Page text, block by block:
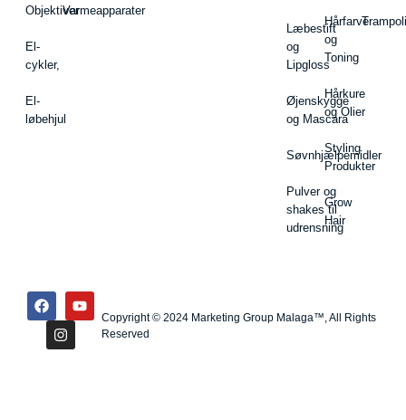
Objektiver
El-
cykler,
El-
løbehjul
Varmeapparater
Læbestift
og
Lipgloss
Øjenskygge
og Mascara
Søvnhjælpemidler
Pulver og
shakes til
udrensning
Hårfarve
og
Toning
Hårkure
og Olier
Styling
Produkter
Grow
Hair
Copyright © 2024 Marketing Group Malaga™, All Rights
Reserved